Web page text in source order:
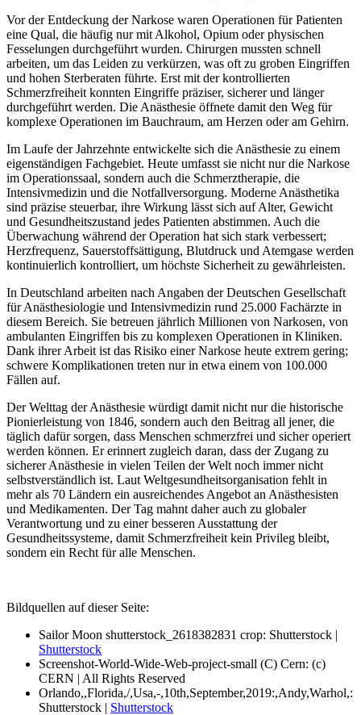
Vor der Entdeckung der Narkose waren Operationen für Patienten
eine Qual, die häufig nur mit Alkohol, Opium oder physischen
Fesselungen durchgeführt wurden. Chirurgen mussten schnell
arbeiten, um das Leiden zu verkürzen, was oft zu groben Eingriffen
und hohen Sterberaten führte. Erst mit der kontrollierten
Schmerzfreiheit konnten Eingriffe präziser, sicherer und länger
durchgeführt werden. Die Anästhesie öffnete damit den Weg für
komplexe Operationen im Bauchraum, am Herzen oder am Gehirn.
Im Laufe der Jahrzehnte entwickelte sich die Anästhesie zu einem
eigenständigen Fachgebiet. Heute umfasst sie nicht nur die Narkose
im Operationssaal, sondern auch die Schmerztherapie, die
Intensivmedizin und die Notfallversorgung. Moderne Anästhetika
sind präzise steuerbar, ihre Wirkung lässt sich auf Alter, Gewicht
und Gesundheitszustand jedes Patienten abstimmen. Auch die
Überwachung während der Operation hat sich stark verbessert;
Herzfrequenz, Sauerstoffsättigung, Blutdruck und Atemgase werden
kontinuierlich kontrolliert, um höchste Sicherheit zu gewährleisten.
In Deutschland arbeiten nach Angaben der Deutschen Gesellschaft
für Anästhesiologie und Intensivmedizin rund 25.000 Fachärzte in
diesem Bereich. Sie betreuen jährlich Millionen von Narkosen, von
ambulanten Eingriffen bis zu komplexen Operationen in Kliniken.
Dank ihrer Arbeit ist das Risiko einer Narkose heute extrem gering;
schwere Komplikationen treten nur in etwa einem von 100.000
Fällen auf.
Der Welttag der Anästhesie würdigt damit nicht nur die historische
Pionierleistung von 1846, sondern auch den Beitrag all jener, die
täglich dafür sorgen, dass Menschen schmerzfrei und sicher operiert
werden können. Er erinnert zugleich daran, dass der Zugang zu
sicherer Anästhesie in vielen Teilen der Welt noch immer nicht
selbstverständlich ist. Laut Weltgesundheitsorganisation fehlt in
mehr als 70 Ländern ein ausreichendes Angebot an Anästhesisten
und Medikamenten. Der Tag mahnt daher auch zu globaler
Verantwortung und zu einer besseren Ausstattung der
Gesundheitssysteme, damit Schmerzfreiheit kein Privileg bleibt,
sondern ein Recht für alle Menschen.
Bildquellen auf dieser Seite:
Sailor Moon shutterstock_2618382831 crop: Shutterstock |
Shutterstock
Screenshot-World-Wide-Web-project-small (C) Cern: (c)
CERN | All Rights Reserved
Orlando,,Florida,/,Usa,-,10th,September,2019:,Andy,Warhol,:
Shutterstock | Shutterstock